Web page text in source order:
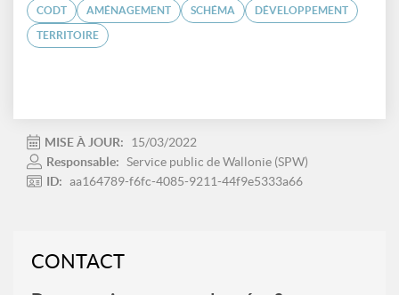
CODT AMÉNAGEMENT SCHÉMA DÉVELOPPEMENT
TERRITOIRE
MISE À JOUR:
15/03/2022
Responsable: Service public de Wallonie (SPW)
ID: aa164789-f6fc-4085-9211-44f9e5333a66
CONTACT